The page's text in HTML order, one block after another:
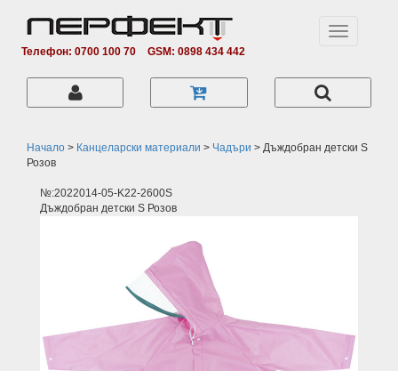
Телефон: 0700 100 70 GSM: 0898 434 442
Toggle
Начало > Канцеларски материали > Чадъри > Дъждобран детски S
Розов
№:2022014-05-K22-2600S
Дъждобран детски S Розов